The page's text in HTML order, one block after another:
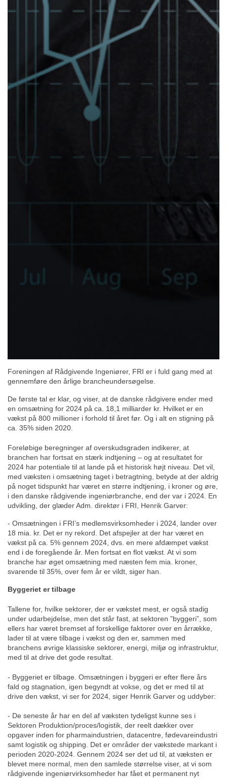
Foreningen af Rådgivende Ingeniører, FRI er i fuld gang med at
gennemføre den årlige brancheundersøgelse.
De første tal er klar, og viser, at de danske rådgivere ender med
en omsætning for 2024 på ca. 18,1 milliarder kr. Hvilket er en
vækst på 800 millioner i forhold til året før. Og i alt en stigning på
ca. 35% siden 2020.
Foreløbige beregninger af overskudsgraden indikerer, at
branchen har fortsat en stærk indtjening – og at resultatet for
2024 har potentiale til at lande på et historisk højt niveau. Det vil,
med væksten i omsætning taget i betragtning, betyde at der aldrig
på noget tidspunkt har været en større indtjening, i kroner og øre,
i den danske rådgivende ingeniørbranche, end der var i 2024. En
udvikling, der glæder Adm. direktør i FRI, Henrik Garver:
- Omsætningen i FRI’s medlemsvirksomheder i 2024, lander over
18 mia. kr. Det er ny rekord. Det afspejler at der har været en
vækst på ca. 5% gennem 2024, dvs. en mere afdæmpet vækst
end i de foregående år. Men fortsat en flot vækst. At vi som
branche har øget omsætning med næsten fem mia. kroner,
svarende til 35%, over fem år er vildt, siger han.
Byggeriet er tilbage
Tallene for, hvilke sektorer, der er vækstet mest, er også stadig
under udarbejdelse, men det står fast, at sektoren ”byggeri”, som
ellers har været bremset af forskellige faktorer over en årrække,
lader til at være tilbage i vækst og den er, sammen med
branchens øvrige klassiske sektorer, energi, miljø og infrastruktur,
med til at drive det gode resultat.
- Byggeriet er tilbage. Omsætningen i byggeri er efter flere års
fald og stagnation, igen begyndt at vokse, og det er med til at
drive den vækst, vi ser for 2024, siger Henrik Garver og uddyber:
- De seneste år har en del af væksten tydeligst kunne ses i
Sektoren Produktion/proces/logistik, der reelt dækker over
opgaver inden for pharmaindustrien, datacentre, fødevareindustri
samt logistik og shipping. Det er områder der vækstede markant i
perioden 2020-2024. Gennem 2024 ser det ud til, at væksten er
blevet mere normal, men den samlede størrelse viser, at vi som
rådgivende ingeniørvirksomheder har fået et permanent nyt